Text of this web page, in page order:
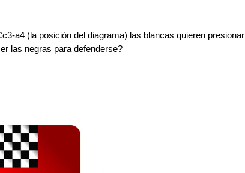
a4 (la posición del diagrama) las blancas quieren presionar
las negras para defenderse?